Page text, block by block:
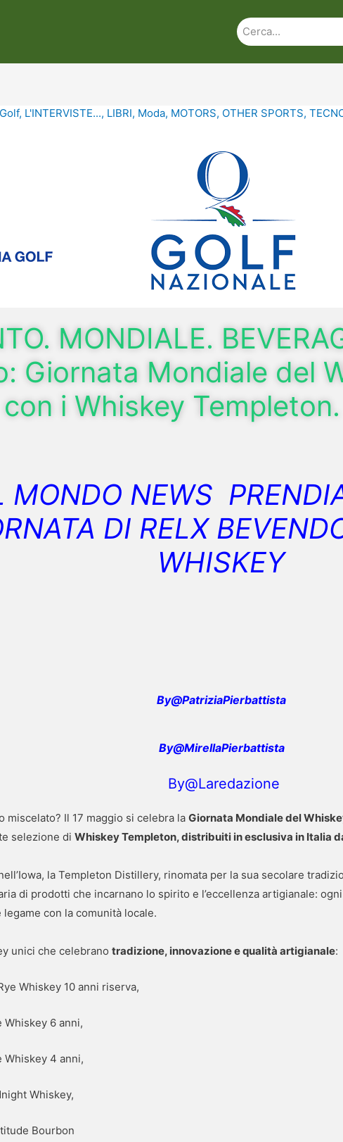
Golf, L'INTERVISTE..., LIBRI, Moda, MOTORS, OTHER SPORTS,
MONDIALE.
Giornata Mondiale del
con i Whiskey Templeton.
MONDO NEWS
DI RELX
WHISKEY
By@PatriziaPierbattista
By@MirellaPierbattista
By@Laredazione
miscelato? Il 17 maggio si celebra laGiornata Mondiale del
selezione diWhiskey Templeton, distribuiti in esclusiva in Italia
la Templeton Distillery, rinomata per la sua secolare
di prodotti che incarnano lo spirito e l’eccellenza artigianale:
con la comunità locale.
unici che celebranotradizione, innovazione e qualità artigianale:
Whiskey 10 anni riserva,
Whiskey 6 anni,
Whiskey 4 anni,
Whiskey,
Bourbon